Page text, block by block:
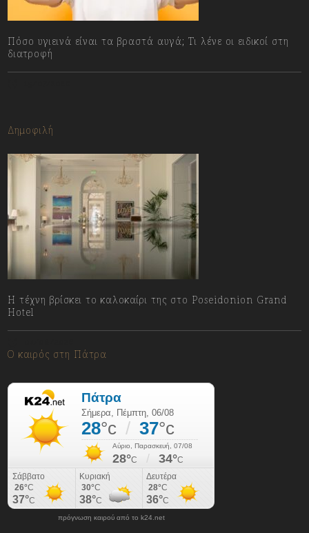
Πόσο υγιεινά είναι τα βραστά αυγά; Τι λένε οι ειδικοί στη
διατροφή
Δημοφιλή
Η τέχνη βρίσκει το καλοκαίρι της στο Poseidonion Grand
Hotel
Ο καιρός στη Πάτρα
πρόγνωση καιρού από το k24.net